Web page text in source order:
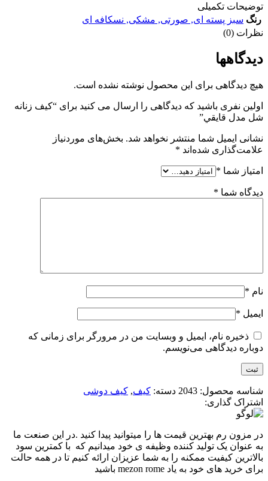
توضیحات تکمیلی
رنگ سبز پسته ای, صورتی, مشکی, نسکافه ای
نظرات (0)
دیدگاهها
هیچ دیدگاهی برای این محصول نوشته نشده است.
اولین نفری باشید که دیدگاهی را ارسال می کنید برای “کيف زنانه
شل مدل قايقي”
نشانی ایمیل شما منتشر نخواهد شد. بخش‌های موردنیاز
علامت‌گذاری شده‌اند *
امتیاز شما *
دیدگاه شما *
نام *
ایمیل *
ذخیره نام، ایمیل و وبسایت من در مرورگر برای زمانی که
دوباره دیدگاهی می‌نویسم.
شناسه محصول: 2043 دسته: کیف, کیف دوشی
اشتراک گذاری:
در مزون رم بهترین قیمت ها را میتوانید پیدا کنید .در این صنعت ما
به عنوان یک تولید کننده وظیفه ی خود میدانیم که با کمترین سود
بالاترین کیفیت ممکنه را به شما عزیزان ارائه کنیم تا در همه حالت
برای خرید های خود به یاد mezon rome باشید